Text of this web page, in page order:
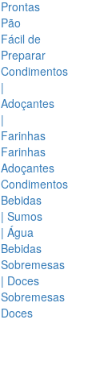
Prontas
Pão
Fácil de
Preparar
Condimentos
|
Adoçantes
|
Farinhas
Farinhas
Adoçantes
Condimentos
Bebidas
| Sumos
| Água
Bebidas
Sobremesas
| Doces
Sobremesas
Doces